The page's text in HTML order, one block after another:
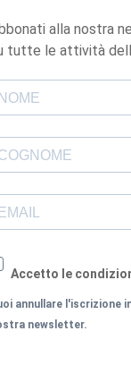
alla nostra
tutte le attività
Accetto le
annullare l'iscrizione
newsletter.